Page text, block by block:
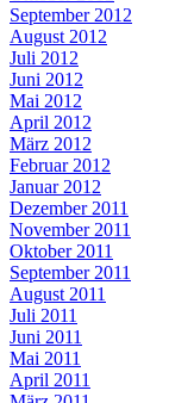
September 2012
August 2012
Juli 2012
Juni 2012
Mai 2012
April 2012
März 2012
Februar 2012
Januar 2012
Dezember 2011
November 2011
Oktober 2011
September 2011
August 2011
Juli 2011
Juni 2011
Mai 2011
April 2011